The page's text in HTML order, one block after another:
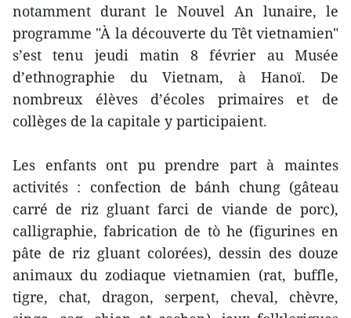
notamment durant le Nouvel An lunaire, le
programme "À la découverte du Têt vietnamien"
s’est tenu jeudi matin 8 février au Musée
d’ethnographie du Vietnam, à Hanoï. De
nombreux élèves d’écoles primaires et de
collèges de la capitale y participaient.
Les enfants ont pu prendre part à maintes
activités : confection de bánh chung (gâteau
carré de riz gluant farci de viande de porc),
calligraphie, fabrication de tò he (figurines en
pâte de riz gluant colorées), dessin des douze
animaux du zodiaque vietnamien (rat, buffle,
tigre, chat, dragon, serpent, cheval, chèvre,